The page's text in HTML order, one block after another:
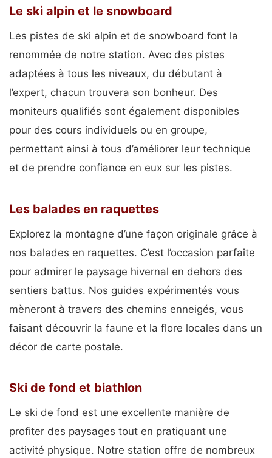
Le ski alpin et le snowboard
Les pistes de ski alpin et de snowboard font la
renommée de notre station. Avec des pistes
adaptées à tous les niveaux, du débutant à
l’expert, chacun trouvera son bonheur. Des
moniteurs qualifiés sont également disponibles
pour des cours individuels ou en groupe,
permettant ainsi à tous d’améliorer leur technique
et de prendre confiance en eux sur les pistes.
Les balades en raquettes
Explorez la montagne d’une façon originale grâce à
nos balades en raquettes. C’est l’occasion parfaite
pour admirer le paysage hivernal en dehors des
sentiers battus. Nos guides expérimentés vous
mèneront à travers des chemins enneigés, vous
faisant découvrir la faune et la flore locales dans un
décor de carte postale.
Ski de fond et biathlon
Le ski de fond est une excellente manière de
profiter des paysages tout en pratiquant une
activité physique. Notre station offre de nombreux